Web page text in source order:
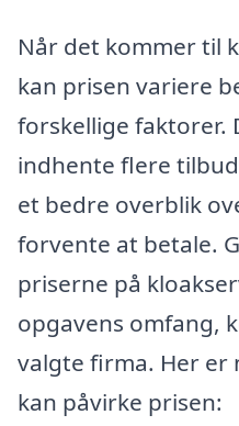
Når det kommer til
kan prisen variere
forskellige faktorer.
indhente flere
et bedre overblik
forvente at betale.
priserne på
opgavens omfang,
valgte firma. Her er
kan påvirke prisen: